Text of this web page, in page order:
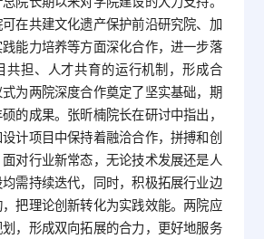
在共建文化遗产保护前沿研究院、加
能力培养等方面深化合作，进一步落
共担、人才共育的运行机制，形成合
为两院深度合作奠定了坚实基础，期
的成果。张昕楠院长在研讨中指出，
计项目中保持着融洽合作，拼搏和创
对行业新常态，无论技术发展还是人
需持续迭代，同时，积极拓展行业边
把理论创新转化为实践效能。两院应
，形成双向拓展的合力，更好地服务